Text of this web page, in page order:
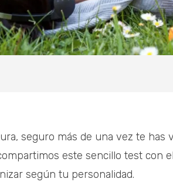
seguro más de una vez te
este sencillo test con
según tu personalidad.